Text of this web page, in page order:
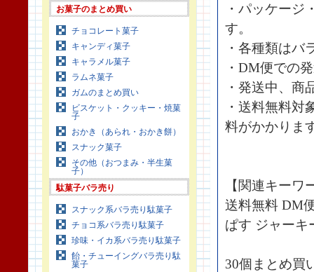
お菓子のまとめ買い
チョコレート菓子
キャンディ菓子
キャラメル菓子
ラムネ菓子
ガムのまとめ買い
ビスケット・クッキー・焼菓
子
おかき（あられ・おかき餅）
スナック菓子
その他（おつまみ・半生菓
子）
駄菓子バラ売り
スナック系バラ売り駄菓子
チョコ系バラ売り駄菓子
珍味・イカ系バラ売り駄菓子
飴・チューイングバラ売り駄
菓子
・パッケージ
す。
・各種類はバ
・DM便での
・発送中、商
・送料無料対
料がかかりま
【関連キーワ
送料無料 DM
ぱす ジャーキ
30個まとめ買